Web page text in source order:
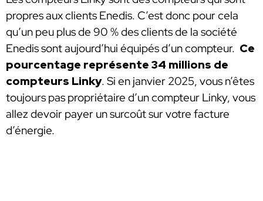
propres aux clients Enedis. C’est donc pour cela
qu’un peu plus de 90 % des clients de la société
Enedis sont aujourd’hui équipés d’un compteur. Ce
pourcentage représente 34 millions de
compteurs Linky. Si en janvier 2025, vous n’êtes
toujours pas propriétaire d’un compteur Linky, vous
allez devoir payer un surcoût sur votre facture
d’énergie.